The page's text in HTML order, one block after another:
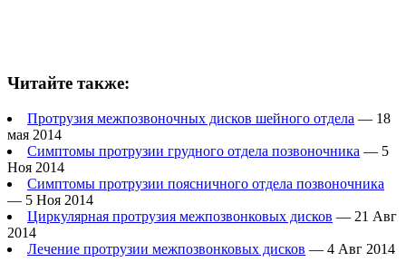
Читайте также:
Протрузия межпозвоночных дисков шейного отдела — 18
мая 2014
Симптомы протрузии грудного отдела позвоночника — 5
Ноя 2014
Симптомы протрузии поясничного отдела позвоночника
— 5 Ноя 2014
Циркулярная протрузия межпозвонковых дисков — 21 Авг
2014
Лечение протрузии межпозвонковых дисков — 4 Авг 2014